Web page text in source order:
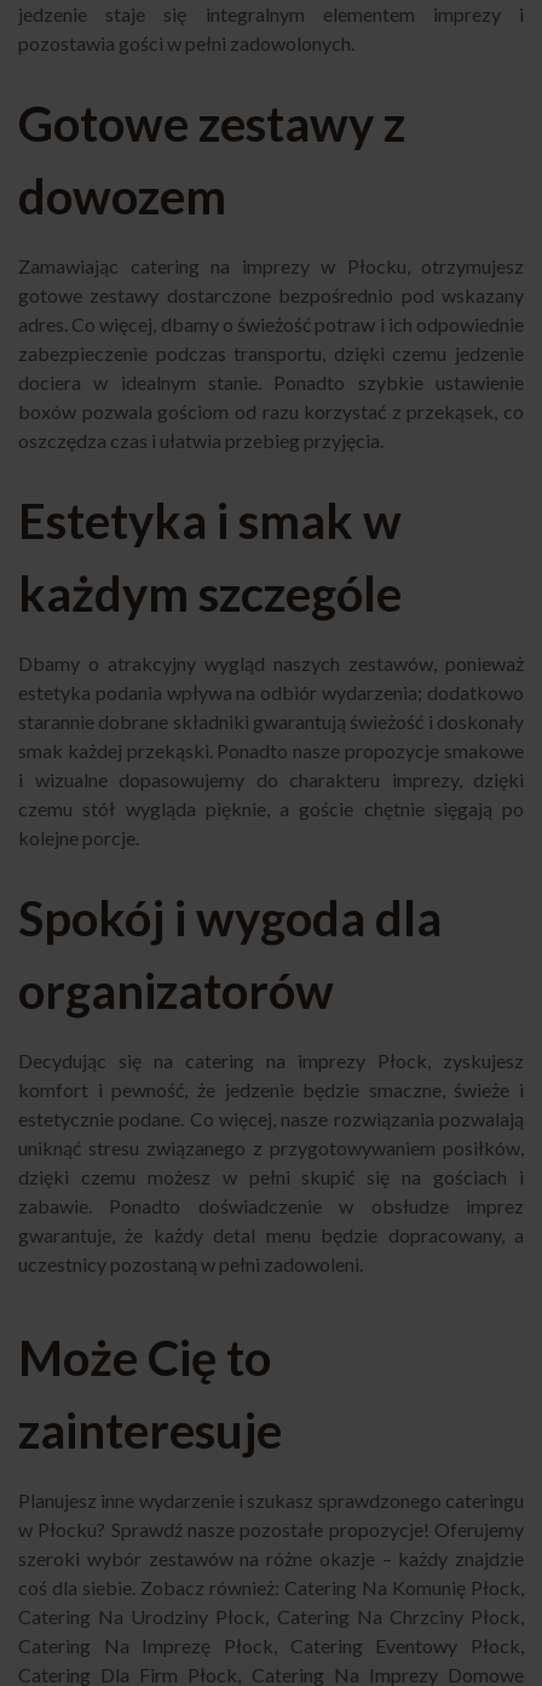
jedzenie staje się integralnym elementem imprezy i
pozostawia gości w pełni zadowolonych.
Gotowe zestawy z
dowozem
Zamawiając catering na imprezy w Płocku, otrzymujesz
gotowe zestawy dostarczone bezpośrednio pod wskazany
adres. Co więcej, dbamy o świeżość potraw i ich odpowiednie
zabezpieczenie podczas transportu, dzięki czemu jedzenie
dociera w idealnym stanie. Ponadto szybkie ustawienie
boxów pozwala gościom od razu korzystać z przekąsek, co
oszczędza czas i ułatwia przebieg przyjęcia.
Estetyka i smak w
każdym szczególe
Dbamy o atrakcyjny wygląd naszych zestawów, ponieważ
estetyka podania wpływa na odbiór wydarzenia; dodatkowo
starannie dobrane składniki gwarantują świeżość i doskonały
smak każdej przekąski. Ponadto nasze propozycje smakowe
i wizualne dopasowujemy do charakteru imprezy, dzięki
czemu stół wygląda pięknie, a goście chętnie sięgają po
kolejne porcje.
Spokój i wygoda dla
organizatorów
Decydując się na catering na imprezy Płock, zyskujesz
komfort i pewność, że jedzenie będzie smaczne, świeże i
estetycznie podane. Co więcej, nasze rozwiązania pozwalają
uniknąć stresu związanego z przygotowywaniem posiłków,
dzięki czemu możesz w pełni skupić się na gościach i
zabawie. Ponadto doświadczenie w obsłudze imprez
gwarantuje, że każdy detal menu będzie dopracowany, a
uczestnicy pozostaną w pełni zadowoleni.
Może Cię to
zainteresuje
Planujesz inne wydarzenie i szukasz sprawdzonego cateringu
w Płocku? Sprawdź nasze pozostałe propozycje! Oferujemy
szeroki wybór zestawów na różne okazje – każdy znajdzie
coś dla siebie. Zobacz również: Catering Na Komunię Płock
Catering Na Urodziny Płock
Catering Na Chrzciny Płock
Catering Na Imprezę Płock
Catering Eventowy Płock
Catering Dla Firm Płock
Catering Na Imprezy Domowe